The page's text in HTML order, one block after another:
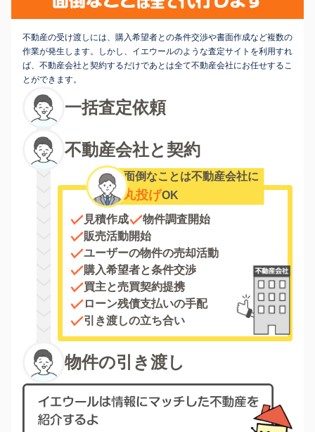
不動産の受け渡しには、購入希望者との条件交渉や書面作成など複数の
作業が発生します。しかし、イエウールのような査定サイトを利用すれ
ば、不動産会社と契約するだけであとは全て不動産会社にお任せするこ
とができます。
一括査定依頼
不動産会社と契約
面倒なことは不動産会社に
丸投げOK
見積作成
物件調査開始
販売活動開始
ユーザーの物件の売却活動
購入希望者と条件交渉
買主と売買契約提携
ローン残債支払いの手配
引き渡しの立ち合い
物件の引き渡し